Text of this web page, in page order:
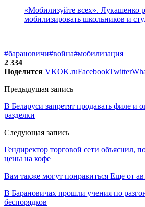
«Мобилизуйте всех». Лукашенко
мобилизировать школьников и
#барановичи#война#мобилизация
2 334
Поделится VKOK.ruFacebookTwitter
Предыдущая запись
В Беларуси запретят продавать филе и
разделки
Следующая запись
Гендиректор торговой сети объяснил,
цены на кофе
Вам также могут понравиться Еще от
В Барановичах прошли учения по
беспорядков